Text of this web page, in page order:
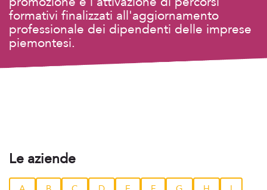
formativi finalizzati all'aggiornamento
professionale dei dipendenti delle imprese
piemontesi.
Le aziende